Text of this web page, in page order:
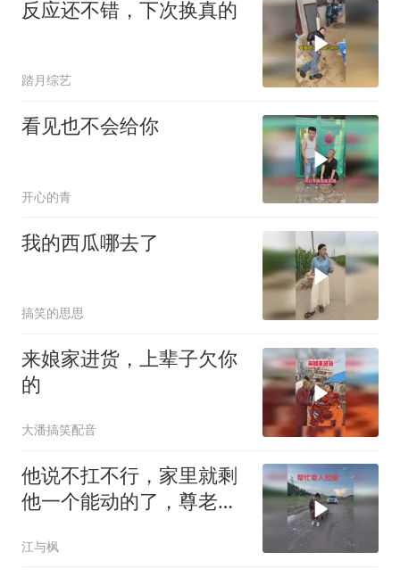
反应还不错，下次换真的
踏月综艺
看见也不会给你
开心的青
我的西瓜哪去了
搞笑的思思
来娘家进货，上辈子欠你
的
大潘搞笑配音
他说不扛不行，家里就剩
他一个能动的了，尊老爱
江与枫